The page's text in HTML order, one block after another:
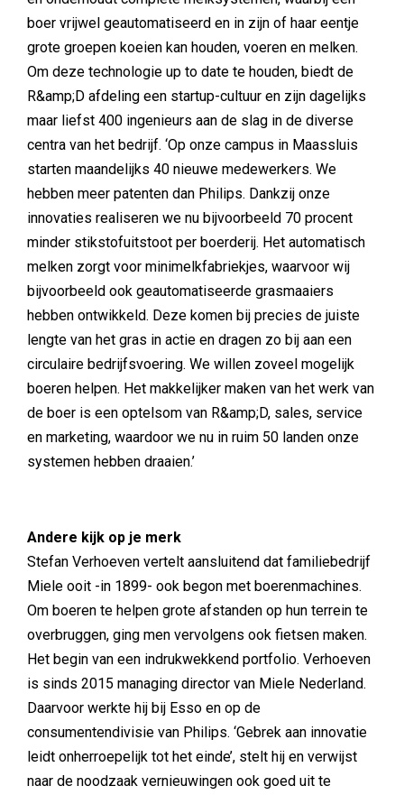
boer vrijwel geautomatiseerd en in zijn of haar eentje
grote groepen koeien kan houden, voeren en melken.
Om deze technologie up to date te houden, biedt de
R&amp;D afdeling een startup-cultuur en zijn dagelijks
maar liefst 400 ingenieurs aan de slag in de diverse
centra van het bedrijf. ‘Op onze campus in Maassluis
starten maandelijks 40 nieuwe medewerkers. We
hebben meer patenten dan Philips. Dankzij onze
innovaties realiseren we nu bijvoorbeeld 70 procent
minder stikstofuitstoot per boerderij. Het automatisch
melken zorgt voor minimelkfabriekjes, waarvoor wij
bijvoorbeeld ook geautomatiseerde grasmaaiers
hebben ontwikkeld. Deze komen bij precies de juiste
lengte van het gras in actie en dragen zo bij aan een
circulaire bedrijfsvoering. We willen zoveel mogelijk
boeren helpen. Het makkelijker maken van het werk van
de boer is een optelsom van R&amp;D, sales, service
en marketing, waardoor we nu in ruim 50 landen onze
systemen hebben draaien.’
Andere kijk op je merk
Stefan Verhoeven vertelt aansluitend dat familiebedrijf
Miele ooit -in 1899- ook begon met boerenmachines.
Om boeren te helpen grote afstanden op hun terrein te
overbruggen, ging men vervolgens ook fietsen maken.
Het begin van een indrukwekkend portfolio. Verhoeven
is sinds 2015 managing director van Miele Nederland.
Daarvoor werkte hij bij Esso en op de
consumentendivisie van Philips. ‘Gebrek aan innovatie
leidt onherroepelijk tot het einde’, stelt hij en verwijst
naar de noodzaak vernieuwingen ook goed uit te